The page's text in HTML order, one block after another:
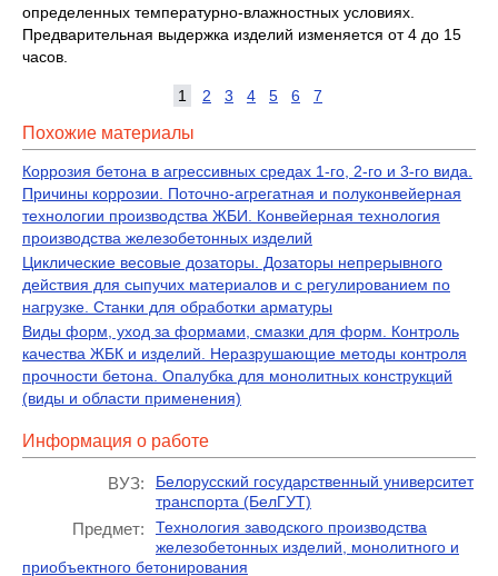
определенных температурно-влажностных условиях.
Предварительная выдержка изделий изменяется от 4 до 15
часов.
1 2 3 4 5 6 7
Похожие материалы
Коррозия бетона в агрессивных средах 1-го, 2-го и 3-го вида.
Причины коррозии. Поточно-агрегатная и полуконвейерная
технологии производства ЖБИ. Конвейерная технология
производства железобетонных изделий
Циклические весовые дозаторы. Дозаторы непрерывного
действия для сыпучих материалов и с регулированием по
нагрузке. Станки для обработки арматуры
Виды форм, уход за формами, смазки для форм. Контроль
качества ЖБК и изделий. Неразрушающие методы контроля
прочности бетона. Опалубка для монолитных конструкций
(виды и области применения)
Информация о работе
ВУЗ:
Белорусский государственный университет
транспорта (БелГУТ)
Предмет:
Технология заводского производства
железобетонных изделий, монолитного и
приобъектного бетонирования